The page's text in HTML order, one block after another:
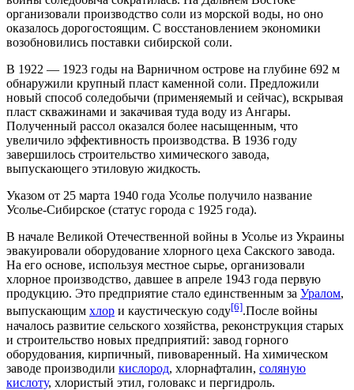
организовали производство соли из морской воды, но оно
оказалось дорогостоящим. С восстановлением экономики
возобновились поставки сибирской соли.
В 1922 — 1923 годы на Варничном острове на глубине 692 м
обнаружили крупный пласт каменной соли. Предложили
новый способ соледобычи (применяемый и сейчас), вскрывая
пласт скважинами и закачивая туда воду из Ангары.
Полученный рассол оказался более насыщенным, что
увеличило эффективность производства. В 1936 году
завершилось строительство химического завода,
выпускающего этиловую жидкость.
Указом от 25 марта 1940 года Усолье получило название
Усолье-Сибирское (статус города с 1925 года).
В начале Великой Отечественной войны в Усолье из Украины
эвакуировали оборудование хлорного цеха Сакского завода.
На его основе, используя местное сырье, организовали
хлорное производство, давшее в апреле 1943 года первую
продукцию. Это предприятие стало единственным за Уралом,
выпускающим хлор и каустическую соду[6].После войны
началось развитие сельского хозяйства, реконструкция старых
и строительство новых предприятий: завод горного
оборудования, кирпичный, пивоваренный. На химическом
заводе производили кислород, хлорнафталин, соляную
кислоту, хлористый этил, головакс и пергидроль.